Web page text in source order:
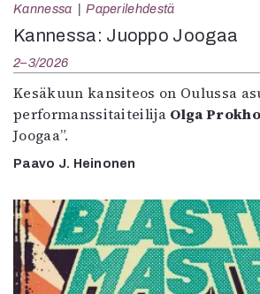
Kannessa Paperilehdestä
Kannessa: Juoppo Joogaa
2–3/2026
Kesäkuun kansiteos on Oulussa
performanssitaiteilija Olga
Joogaa”.
Paavo J. Heinonen